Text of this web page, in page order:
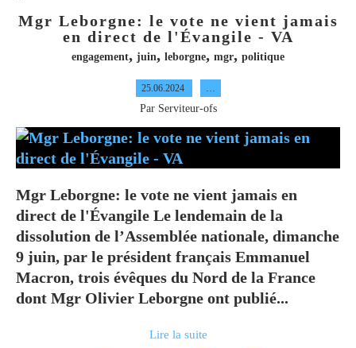
Mgr Leborgne: le vote ne vient jamais
en direct de l'Évangile - VA
engagement, juin, leborgne, mgr, politique
25.06.2024 …
Par Serviteur-ofs
Mgr Leborgne: le vote ne vient jamais en
direct de l'Évangile Le lendemain de la
dissolution de l’Assemblée nationale, dimanche
9 juin, par le président français Emmanuel
Macron, trois évêques du Nord de la France
dont Mgr Olivier Leborgne ont publié...
Lire la suite